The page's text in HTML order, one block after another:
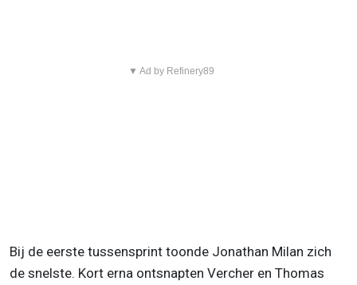
▼ Ad by Refinery89
Bij de eerste tussensprint toonde Jonathan Milan zich
de snelste. Kort erna ontsnapten Vercher en Thomas